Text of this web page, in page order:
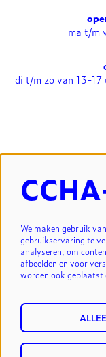
ma t/m
di t/m zo van 13-17
We maken gebruik
gebruikservaring te
analyseren, om
afbeelden en voor
worden ook geplaatst